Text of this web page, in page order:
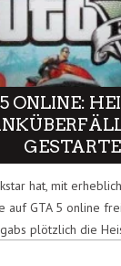
ONLINE:
hat, mit
auf GTA 5 online
plötzlich die